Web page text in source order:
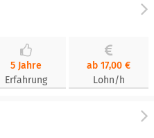
5 Jahre
Erfahrung
ab 17,00 €
Lohn/h